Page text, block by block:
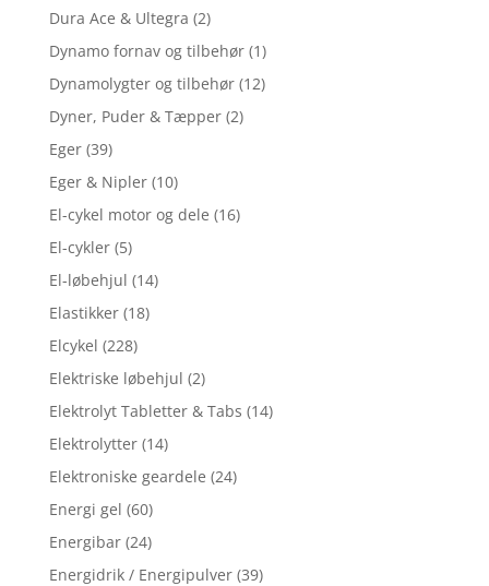
Dura Ace & Ultegra (2)
Dynamo fornav og tilbehør (1)
Dynamolygter og tilbehør (12)
Dyner, Puder & Tæpper (2)
Eger (39)
Eger & Nipler (10)
El-cykel motor og dele (16)
El-cykler (5)
El-løbehjul (14)
Elastikker (18)
Elcykel (228)
Elektriske løbehjul (2)
Elektrolyt Tabletter & Tabs (14)
Elektrolytter (14)
Elektroniske geardele (24)
Energi gel (60)
Energibar (24)
Energidrik / Energipulver (39)